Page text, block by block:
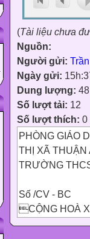
(Tài liệu chưa
Nguồn:
Người gửi:
Ngày gửi:
Dung lượng:
Số lượt tải: 12
Số lượt thích: 0
PHÒNG GIÁO
THỊ XÃ THUẬN
TRƯỜNG
Số /CV - BC
CỘNG HOÀ
Độc lập –Tự